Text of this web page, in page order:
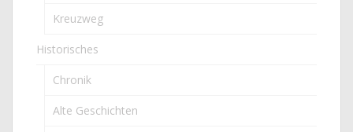
Kreuzweg
Historisches
Chronik
Alte Geschichten